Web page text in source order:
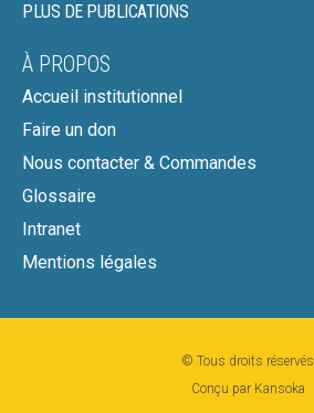
PLUS DE PUBLICATIONS
À PROPOS
Accueil institutionnel
Faire un don
Nous contacter & Commandes
Glossaire
Intranet
Mentions légales
© Tous droits réservés
Conçu par Kansoka